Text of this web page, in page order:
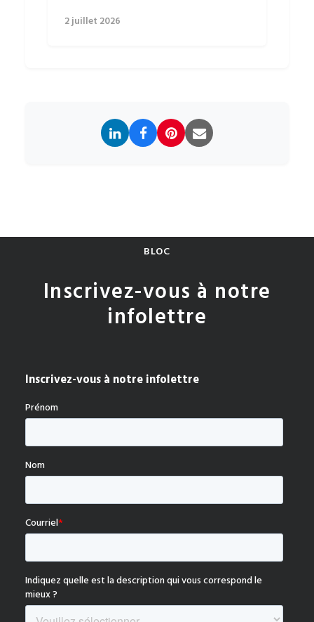
2 juillet 2026
BLOC
Inscrivez-vous à notre
infolettre